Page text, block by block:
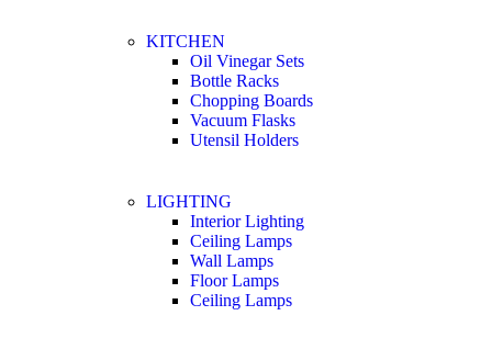
KITCHEN
Oil Vinegar Sets
Bottle Racks
Chopping Boards
Vacuum Flasks
Utensil Holders
LIGHTING
Interior Lighting
Ceiling Lamps
Wall Lamps
Floor Lamps
Ceiling Lamps